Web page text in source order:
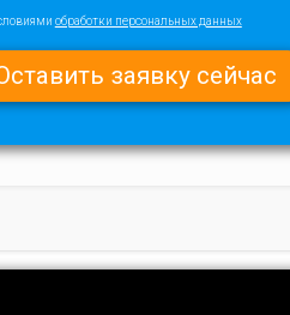
обработки персональных данных